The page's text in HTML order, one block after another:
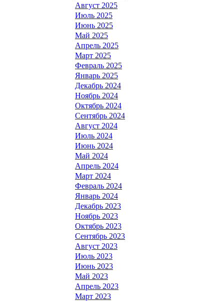
Август 2025
Июль 2025
Июнь 2025
Май 2025
Апрель 2025
Март 2025
Февраль 2025
Январь 2025
Декабрь 2024
Ноябрь 2024
Октябрь 2024
Сентябрь 2024
Август 2024
Июль 2024
Июнь 2024
Май 2024
Апрель 2024
Март 2024
Февраль 2024
Январь 2024
Декабрь 2023
Ноябрь 2023
Октябрь 2023
Сентябрь 2023
Август 2023
Июль 2023
Июнь 2023
Май 2023
Апрель 2023
Март 2023